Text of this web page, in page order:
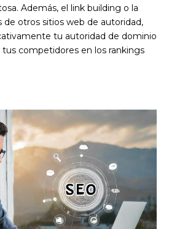
Además, el link building o la
de otros sitios web de autoridad,
tu autoridad de dominio
tus competidores en los rankings